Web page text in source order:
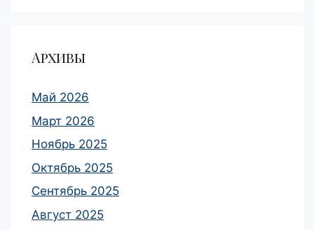
Архивы
Май 2026
Март 2026
Ноябрь 2025
Октябрь 2025
Сентябрь 2025
Август 2025